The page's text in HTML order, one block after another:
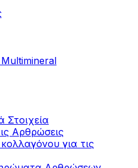
Στοιχεία
Αρθρώσεις
για τις